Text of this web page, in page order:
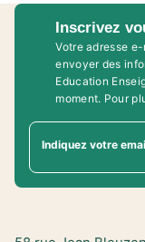
Inscrivez
Votre adresse
envoyer des
Education
moment. Pour
Indiquez votre